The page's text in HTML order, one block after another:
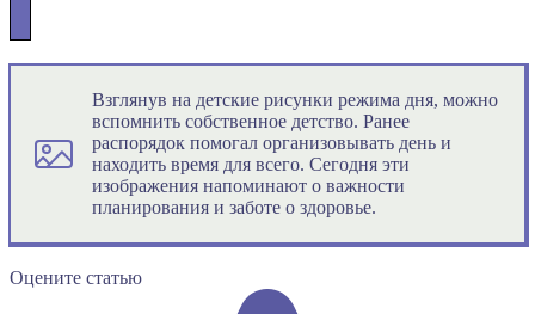
Взглянув на детские рисунки режима дня, можно
вспомнить собственное детство. Ранее
распорядок помогал организовывать день и
находить время для всего. Сегодня эти
изображения напоминают о важности
планирования и заботе о здоровье.
Оцените статью